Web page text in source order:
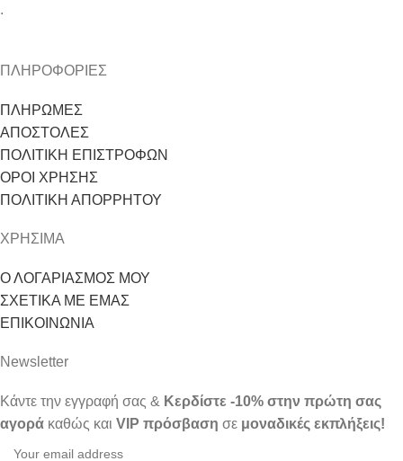
.
ΠΛΗΡΟΦΟΡΙΕΣ
ΠΛΗΡΩΜΕΣ
ΑΠΟΣΤΟΛΕΣ
ΠΟΛΙΤΙΚΗ ΕΠΙΣΤΡΟΦΩΝ
ΟΡΟΙ ΧΡΗΣΗΣ
ΠΟΛΙΤΙΚΗ ΑΠΟΡΡΗΤΟΥ
ΧΡΗΣΙΜΑ
Ο ΛΟΓΑΡΙΑΣΜΟΣ ΜΟΥ
ΣΧΕΤΙΚΑ ΜΕ ΕΜΑΣ
ΕΠΙΚΟΙΝΩΝΙΑ
Newsletter
Κάντε την εγγραφή σας & Κερδίστε -10% στην πρώτη σας
αγορά καθώς και VIP πρόσβαση σε μοναδικές εκπλήξεις!